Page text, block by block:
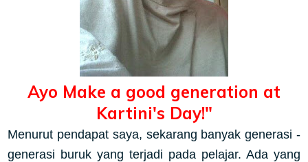
Ayo Make a good generation at
Kartini's Day!"
Menurut pendapat saya, sekarang banyak generasi -
generasi buruk yang terjadi pada pelajar. Ada yang